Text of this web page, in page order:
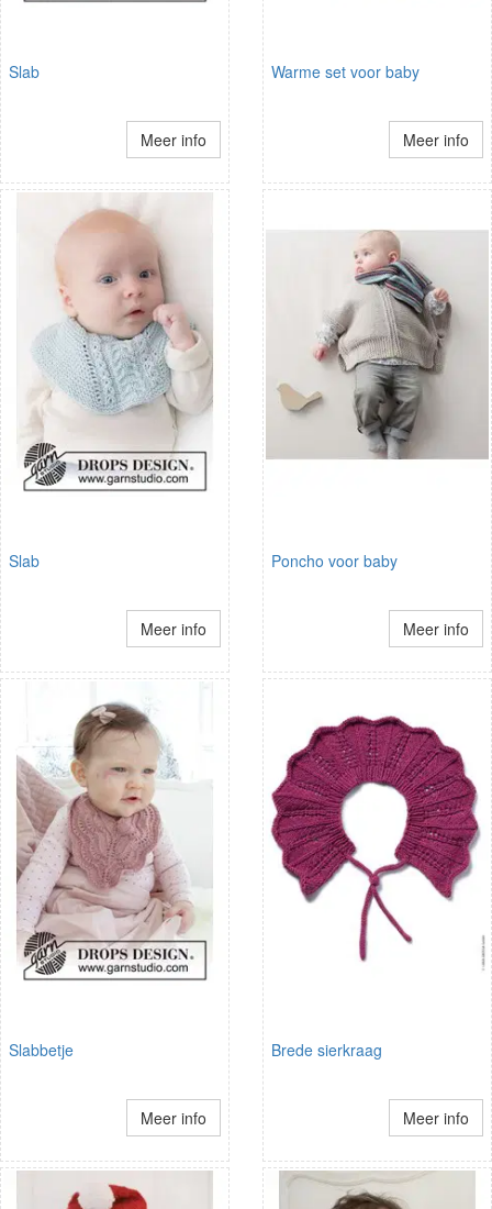
Slab
Meer info
Warme set voor baby
Meer info
Slab
Meer info
Poncho voor baby
Meer info
Slabbetje
Meer info
Brede sierkraag
Meer info